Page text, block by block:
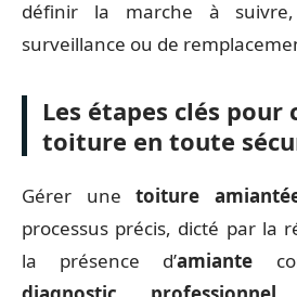
définir la marche à suivre,
surveillance ou de
Les étapes clés pour
toiture en toute
Gérer une toiture
processus précis, dicté par la
la présence d’amiante